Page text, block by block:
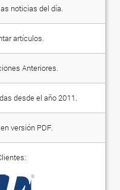
noticias del día.
artículos.
Anteriores.
desde el año 2011.
versión PDF.